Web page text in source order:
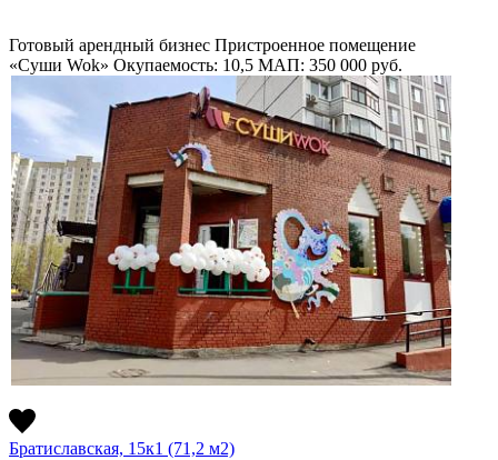
Готовый арендный бизнес Пристроенное помещение
«Суши Wok» Окупаемость: 10,5 МАП: 350 000 руб.
Братиславская, 15к1 (71,2 м2)